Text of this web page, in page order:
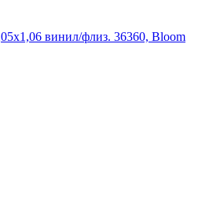
винил/флиз. 36360, Bloom